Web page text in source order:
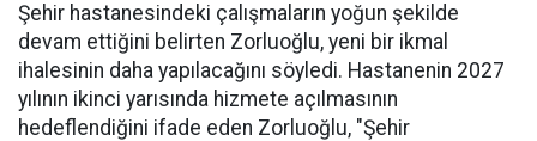
Şehir hastanesindeki çalışmaların yoğun şekilde
devam ettiğini belirten Zorluoğlu, yeni bir ikmal
ihalesinin daha yapılacağını söyledi. Hastanenin 2027
yılının ikinci yarısında hizmete açılmasının
hedeflendiğini ifade eden Zorluoğlu, "Şehir